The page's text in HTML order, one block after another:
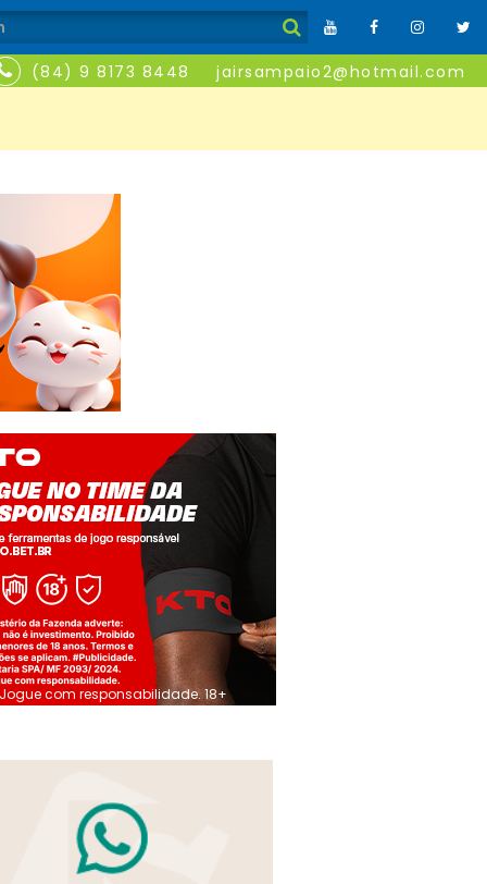
(84) 9 8173 8448 jairsampaio2@hotmail.com
Jogue com responsabilidade. 18+